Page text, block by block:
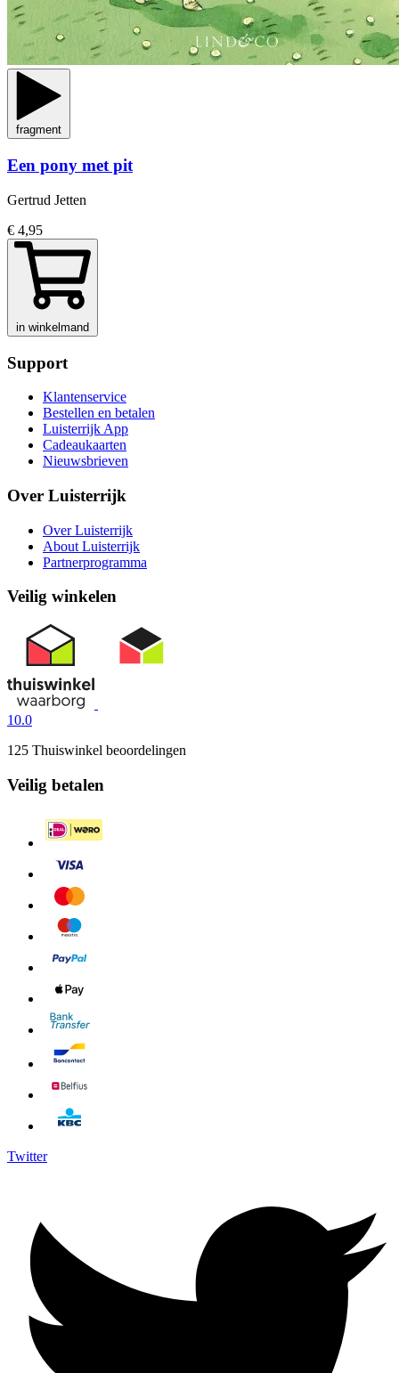
fragment
Een pony met pit
Gertrud Jetten
€ 4,95
in winkelmand
Support
Klantenservice
Bestellen en betalen
Luisterrijk App
Cadeaukaarten
Nieuwsbrieven
Over Luisterrijk
Over Luisterrijk
About Luisterrijk
Partnerprogramma
Veilig winkelen
10.0
125 Thuiswinkel beoordelingen
Veilig betalen
Twitter